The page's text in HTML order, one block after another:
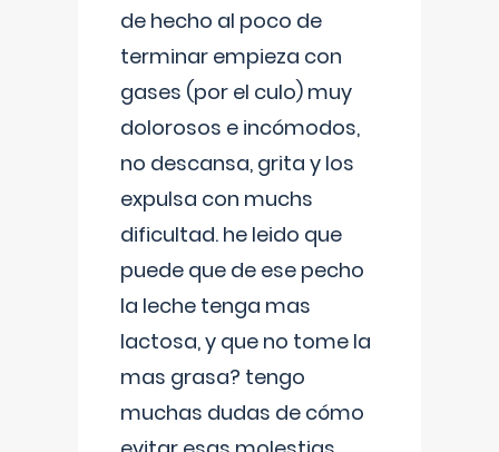
de hecho al poco de
terminar empieza con
gases (por el culo) muy
dolorosos e incómodos,
no descansa, grita y los
expulsa con muchs
dificultad. he leido que
puede que de ese pecho
la leche tenga mas
lactosa, y que no tome la
mas grasa? tengo
muchas dudas de cómo